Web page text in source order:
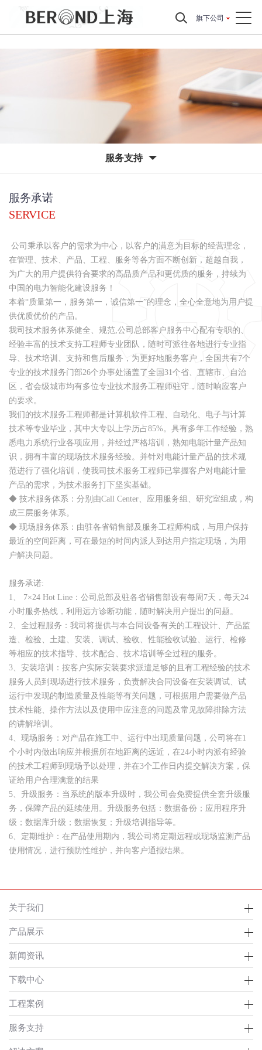
旗下公司
服务支持
服务承诺
SERVICE
公司秉承以客户的需求为中心，以客户的满意为目标的经营理念，
在管理、技术、产品、工程、服务等各方面不断创新，超越自我，
为广大的用户提供符合要求的高品质产品和更优质的服务，持续为
中国的电力智能化建设服务！
本着“质量第一，服务第一，诚信第一”的理念，全心全意地为用户提
供优质优价的产品。
我司技术服务体系健全、规范,公司总部客户服务中心配有专职的、
经验丰富的技术支持工程师专业团队，随时可派往各地进行专业指
导、技术培训、支持和售后服务，为更好地服务客户，全国共有7个
专业的技术服务门部26个办事处涵盖了全国31个省、直辖市、自治
区，省会级城市均有多位专业技术服务工程师驻守，随时响应客户
的要求。
我们的技术服务工程师都是计算机软件工程、自动化、电子与计算
技术等专业毕业，其中大专以上学历占85%。具有多年工作经验，熟
悉电力系统行业各项应用，并经过严格培训，熟知电能计量产品知
识，拥有丰富的现场技术服务经验。并针对电能计量产品的技术规
范进行了强化培训，使我司技术服务工程师已掌握客户对电能计量
产品的需求，为技术服务打下坚实基础。
◆ 技术服务体系：分别由Call Center、应用服务组、研究室组成，构
成三层服务体系。
◆ 现场服务体系：由驻各省销售部及服务工程师构成，与用户保持
最近的空间距离，可在最短的时间内派人到达用户指定现场，为用
户解决问题。
服务承诺:
1、 7×24 Hot Line：公司总部及驻各省销售部设有每周7天，每天24
小时服务热线，利用远方诊断功能，随时解决用户提出的问题。
2、全过程服务：我司将提供与本合同设备有关的工程设计、产品监
造、检验、土建、安装、调试、验收、性能验收试验、运行、检修
等相应的技术指导、技术配合、技术培训等全过程的服务。
3、安装培训：按客户实际安装要求派遣足够的且有工程经验的技术
服务人员到现场进行技术服务，负责解决合同设备在安装调试、试
运行中发现的制造质量及性能等有关问题，可根据用户需要做产品
技术性能、操作方法以及使用中应注意的问题及常见故障排除方法
的讲解培训。
4、现场服务：对产品在施工中、运行中出现质量问题，公司将在1
个小时内做出响应并根据所在地距离的远近，在24小时内派有经验
的技术工程师到现场予以处理，并在3个工作日内提交解决方案，保
证给用户合理满意的结果
5、升级服务：当系统的版本升级时，我公司会免费提供全套升级服
务，保障产品的延续使用。升级服务包括：数据备份；应用程序升
级；数据库升级；数据恢复；升级培训指导等。
6、定期维护：在产品使用期内，我公司将定期远程或现场监测产品
使用情况，进行预防性维护，并向客户通报结果。
关于我们
产品展示
新闻资讯
下载中心
工程案例
服务支持